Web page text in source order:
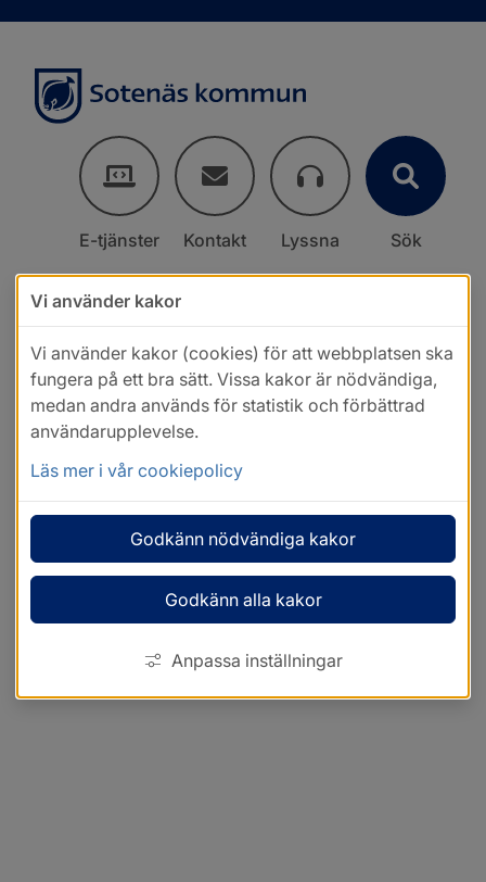
E-tjänster Kontakt Lyssna Sök
Vi använder kakor
Vi använder kakor (cookies) för att webbplatsen ska
fungera på ett bra sätt. Vissa kakor är nödvändiga,
medan andra används för statistik och förbättrad
användarupplevelse.
Läs mer i vår cookiepolicy
Godkänn nödvändiga kakor
Godkänn alla kakor
Anpassa inställningar